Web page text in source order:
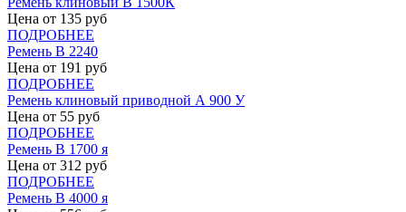
Цена от 135 руб
ПОДРОБНЕЕ
Ремень В 2240
Цена от 191 руб
ПОДРОБНЕЕ
Ремень клиновый приводной А 900 У
Цена от 55 руб
ПОДРОБНЕЕ
Ремень В 1700 я
Цена от 312 руб
ПОДРОБНЕЕ
Ремень В 4000 я